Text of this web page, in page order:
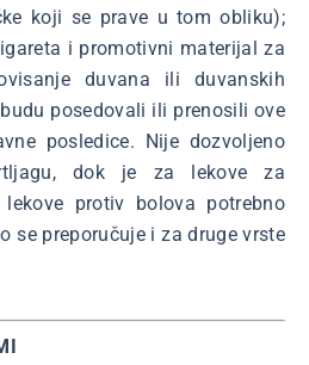
koji se prave u tom obliku);
i promotivni materijal za
duvana ili duvanskih
posedovali ili prenosili ove
posledice. Nije dozvoljeno
dok je za lekove za
protiv bolova potrebno
se preporučuje i za druge vrste